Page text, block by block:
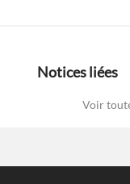
Notices liées
Voir